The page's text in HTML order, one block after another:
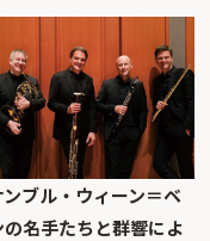
ブル・ウィーン＝ベ
の名手たちと群響によ